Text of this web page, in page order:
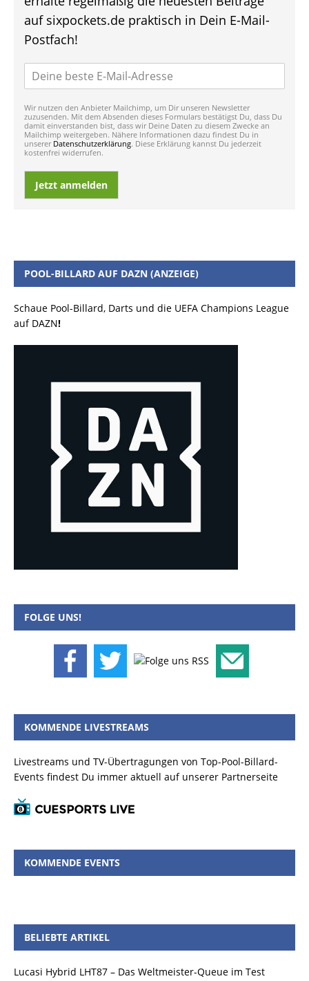
auf sixpockets.de praktisch in Dein E-Mail-
Postfach!
Wir nutzen den Anbieter Mailchimp, um Dir unseren Newsletter
zuzusenden. Mit dem Absenden dieses Formulars bestätigst Du, dass Du
damit einverstanden bist, dass wir Deine Daten zu diesem Zwecke an
Mailchimp weitergeben. Nähere Informationen dazu findest Du in
unserer Datenschutzerklärung. Diese Erklärung kannst Du jederzeit
kostenfrei widerrufen.
Jetzt anmelden
POOL-BILLARD AUF DAZN (ANZEIGE)
Schaue Pool-Billard, Darts und die UEFA Champions League
auf DAZN!
FOLGE UNS!
KOMMENDE LIVESTREAMS
Livestreams und TV-Übertragungen von Top-Pool-Billard-
Events findest Du immer aktuell auf unserer Partnerseite
KOMMENDE EVENTS
BELIEBTE ARTIKEL
Lucasi Hybrid LHT87 – Das Weltmeister-Queue im Test